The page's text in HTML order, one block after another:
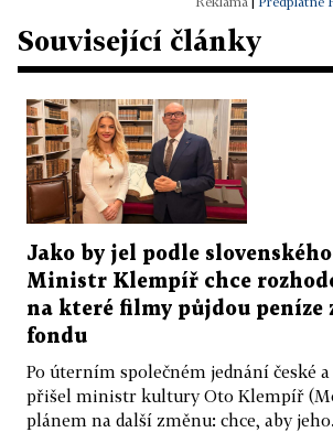
Související články
Jako by jel podle
Ministr Klempíř chce
na které filmy půjdou peníze
fondu
Po úterním společném jednání české
přišel ministr kultury Oto Klempíř
plánem na další změnu: chce, aby